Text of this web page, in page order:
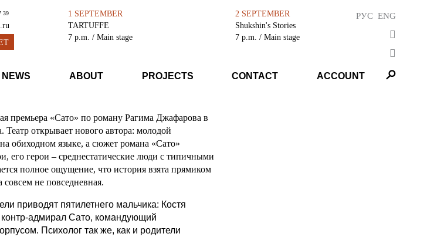
39
1 SEPTEMBER
TARTUFFE
7 p.m. / Main stage
2 SEPTEMBER
Shukshin's Stories
7 p.m. / Main stage
РУС ENG
NEWS ABOUT PROJECTS CONTACT ACCOUNT
премьера «Сато» по роману Рагима Джафарова в
открывает нового автора: молодой
обиходном языке, а сюжет романа «Сато»
его герои – среднестатические люди с типичными
полное ощущение, что история взята прямиком
совсем не повседневная.
приводят пятилетнего мальчика: Костя
адмирал Сато, командующий
Психолог так же, как и родители